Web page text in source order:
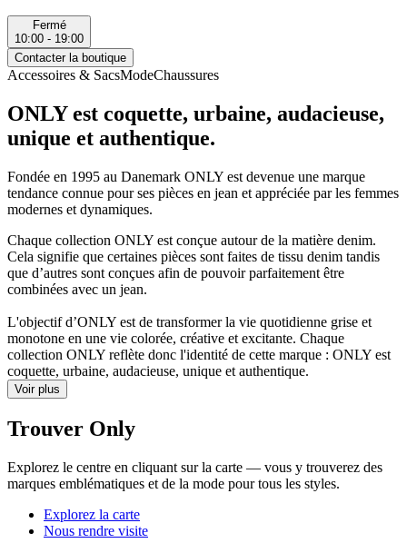
Fermé
10:00 - 19:00
Contacter la boutique
Accessoires & SacsModeChaussures
ONLY est coquette, urbaine, audacieuse,
unique et authentique.
Fondée en 1995 au Danemark ONLY est devenue une marque
tendance connue pour ses pièces en jean et appréciée par les femmes
modernes et dynamiques.
Chaque collection ONLY est conçue autour de la matière denim.
Cela signifie que certaines pièces sont faites de tissu denim tandis
que d’autres sont conçues afin de pouvoir parfaitement être
combinées avec un jean.
L'objectif d’ONLY est de transformer la vie quotidienne grise et
monotone en une vie colorée, créative et excitante. Chaque
collection ONLY reflète donc l'identité de cette marque : ONLY est
coquette, urbaine, audacieuse, unique et authentique.
Voir plus
Trouver Only
Explorez le centre en cliquant sur la carte — vous y trouverez des
marques emblématiques et de la mode pour tous les styles.
Explorez la carte
Nous rendre visite